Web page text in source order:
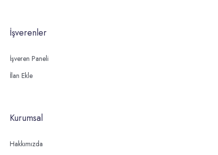
İşverenler
İşveren Paneli
İlan Ekle
Kurumsal
Hakkımızda